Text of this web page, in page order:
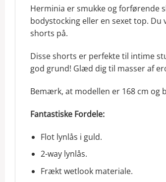
Herminia er smukke og forførende
bodystocking eller en sexet top.
shorts på.
Disse shorts er perfekte til intime
god grund! Glæd dig til masser af
Bemærk, at modellen er 168 cm og
Fantastiske Fordele:
Flot lynlås i guld.
2-way lynlås.
Frækt wetlook materiale.